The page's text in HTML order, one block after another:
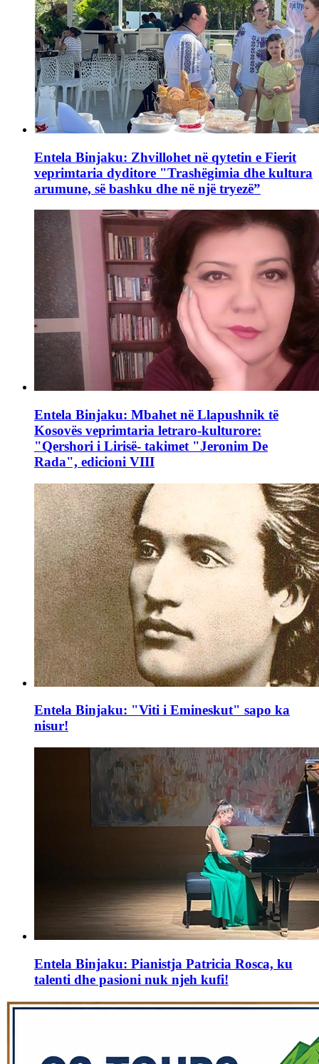
Entela Binjaku: Zhvillohet në qytetin e Fierit
veprimtaria dyditore "Trashëgimia dhe kultura
arumune, së bashku dhe në një tryezë”
Entela Binjaku: Mbahet në Llapushnik të
Kosovës veprimtaria letraro-kulturore:
"Qershori i Lirisë- takimet "Jeronim De
Rada", edicioni VIII
Entela Binjaku: "Viti i Emineskut" sapo ka
nisur!
Entela Binjaku: Pianistja Patricia Rosca, ku
talenti dhe pasioni nuk njeh kufi!